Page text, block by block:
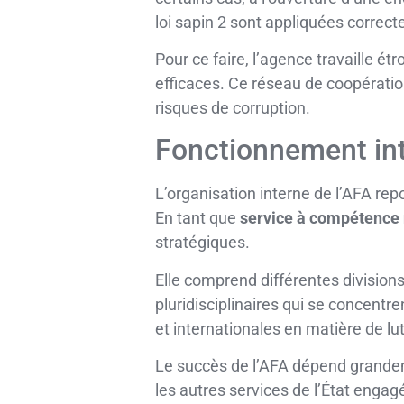
loi sapin 2 sont appliquées
Pour ce faire, l’agence travaille
efficaces. Ce réseau de
risques de corruption.
Fonctionnement
L’organisation interne de l’AFA
En tant que service à
stratégiques.
Elle comprend différentes
pluridisciplinaires qui se
et internationales en matière de
Le succès de l’AFA dépend
les autres services de l’État